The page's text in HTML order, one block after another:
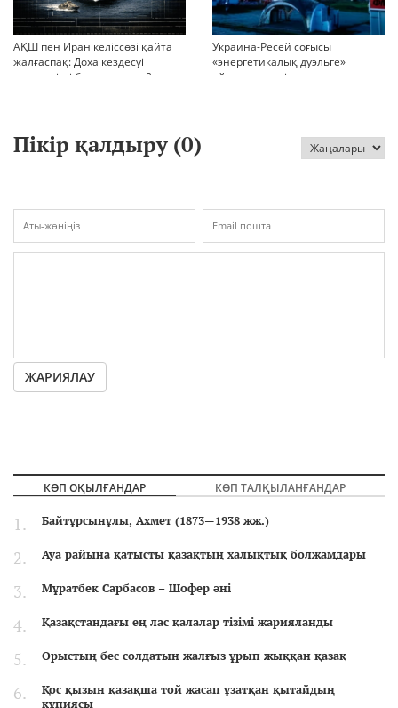
АҚШ пен Иран келіссөзі қайта
жалғаспақ: Доха кездесуі
шиеленісті бәсеңдете ме?
Украина-Ресей соғысы
«энергетикалық дуэльге»
айналып кетті
Пікір қалдыру (0)
ЖАРИЯЛАУ
КӨП ОҚЫЛҒАНДАР КӨП ТАЛҚЫЛАНҒАНДАР
Байтұрсынұлы, Ахмет (1873—1938 жж.)
Ауа райына қатысты қазақтың халықтық болжамдары
Мұратбек Сарбасов – Шофер әні
Қазақстандағы ең лас қалалар тізімі жарияланды
Орыстың бес солдатын жалғыз ұрып жыққан қазақ
Қос қызын қазақша той жасап ұзатқан қытайдың
құпиясы